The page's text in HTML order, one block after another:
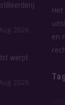
2026
werpt
2026
en